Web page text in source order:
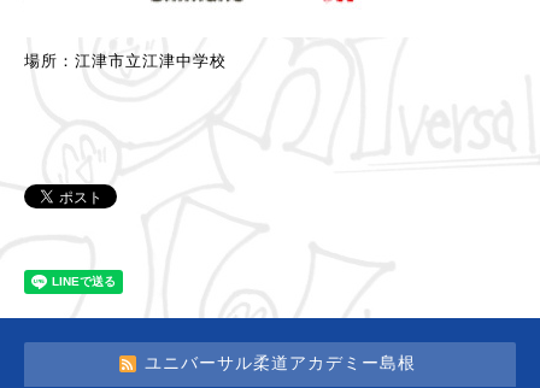
場所：江津市立江津中学校
ユニバーサル柔道アカデミー島根